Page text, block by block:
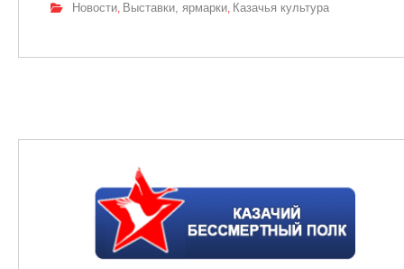
Новости, Выставки, ярмарки, Казачья культура